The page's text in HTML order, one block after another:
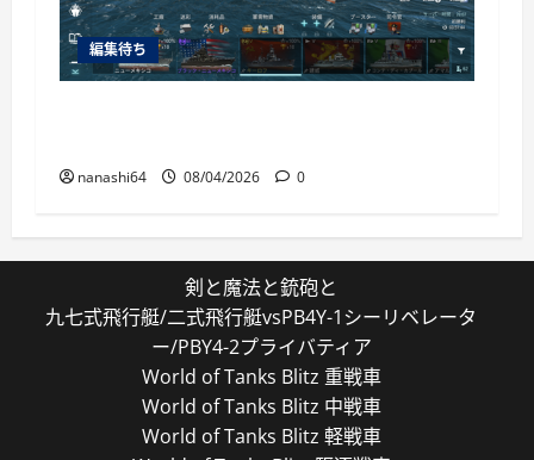
編集待ち
nanashi64 08/04/2026 0
剣と魔法と銃砲と
九七式飛行艇/二式飛行艇vsPB4Y-1シーリベレータ
ー/PBY4-2プライバティア
World of Tanks Blitz 重戦車
World of Tanks Blitz 中戦車
World of Tanks Blitz 軽戦車